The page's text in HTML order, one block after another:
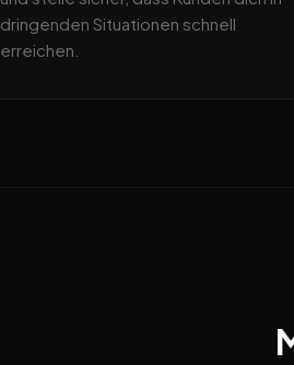
dringenden Situationen schnell
erreichen.